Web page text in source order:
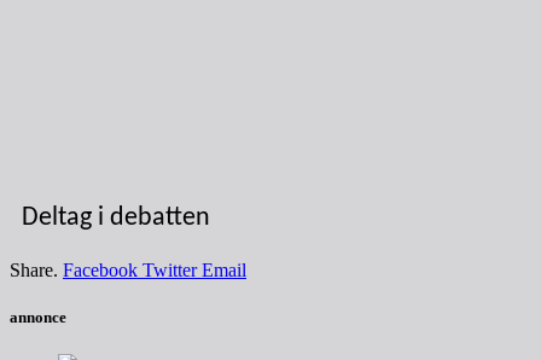
Deltag i debatten
Share. Facebook Twitter Email
annonce